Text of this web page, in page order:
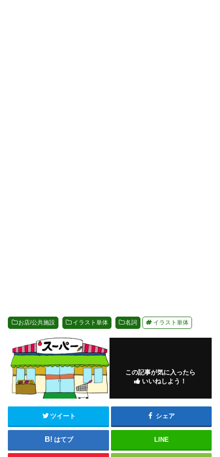
お店/公共施設 イラスト単体 名詞 イラスト単体
この記事が気に入ったら
いいねしよう！
ツイート シェア
はてブ LINE